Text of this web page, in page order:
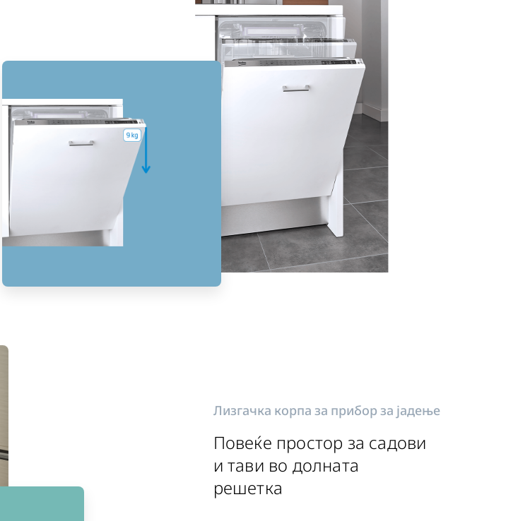
Лизгачка корпа за прибор за јадење
Повеќе простор за садови
и тави во долната
решетка